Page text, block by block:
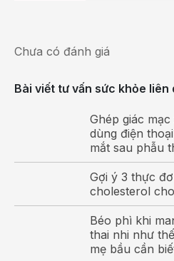
Vết chân chim
Tập thể dục cho mắt
Tập thể dục luôn có lợi cho
mắt cũng không nằm ngoài
giảm thiểu quá trình hình
mắt, tăng cường thị lực.
Đơn giản chỉ là những động
Chưa có đánh giá
Bài viết tư vấn sức khỏe liên
Ghép giác
dùng điện
mắt sau phẫu
Gợi ý 3 thực
cholesterol
Béo phì khi
thai nhi như
mẹ bầu cần